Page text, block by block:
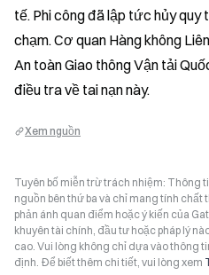
tế. Phi công đã lập tức hủy quy
chạm. Cơ quan Hàng không
An toàn Giao thông Vận tải
điều tra về tai nạn này.
Xem nguồn
Tuyên bố miễn trừ trách nhiệm: Thông
nguồn bên thứ ba và chỉ mang tính chất
phản ánh quan điểm hoặc ý kiến của
khuyên tài chính, đầu tư hoặc pháp lý
cao. Vui lòng không chỉ dựa vào thông
định. Để biết thêm chi tiết, vui lòng xem